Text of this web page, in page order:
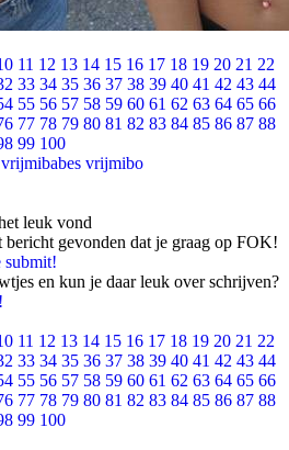
11 12 13 14 15 16 17 18 19 20 21 22
33 34 35 36 37 38 39 40 41 42 43 44
55 56 57 58 59 60 61 62 63 64 65 66
77 78 79 80 81 82 83 84 85 86 87 88
99 100
vrijmibabes vrijmibo
leuk vond
bericht gevonden dat je graag op FOK!
submit!
en kun je daar leuk over schrijven?
11 12 13 14 15 16 17 18 19 20 21 22
33 34 35 36 37 38 39 40 41 42 43 44
55 56 57 58 59 60 61 62 63 64 65 66
77 78 79 80 81 82 83 84 85 86 87 88
99 100